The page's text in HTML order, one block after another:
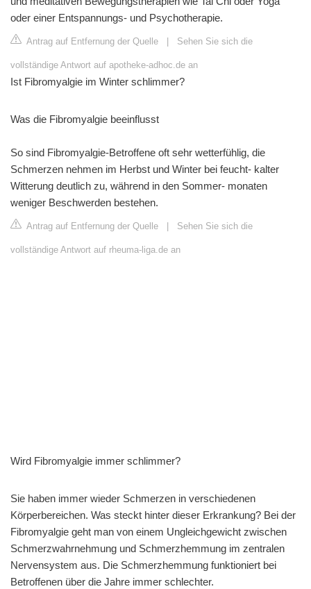
oder einer Entspannungs- und Psychotherapie.
Antrag auf Entfernung der Quelle Sehen Sie sich die
vollständige Antwort auf apotheke-adhoc.de an
Ist Fibromyalgie im Winter schlimmer?
Was die Fibromyalgie beeinflusst
So sind Fibromyalgie-Betroffene oft sehr wetterfühlig, die
Schmerzen nehmen im Herbst und Winter bei feucht- kalter
Witterung deutlich zu, während in den Sommer- monaten
weniger Beschwerden bestehen.
Antrag auf Entfernung der Quelle Sehen Sie sich die
vollständige Antwort auf rheuma-liga.de an
Wird Fibromyalgie immer schlimmer?
Sie haben immer wieder Schmerzen in verschiedenen
Körperbereichen. Was steckt hinter dieser Erkrankung? Bei der
Fibromyalgie geht man von einem Ungleichgewicht zwischen
Schmerzwahrnehmung und Schmerzhemmung im zentralen
Nervensystem aus. Die Schmerzhemmung funktioniert bei
Betroffenen über die Jahre immer schlechter.